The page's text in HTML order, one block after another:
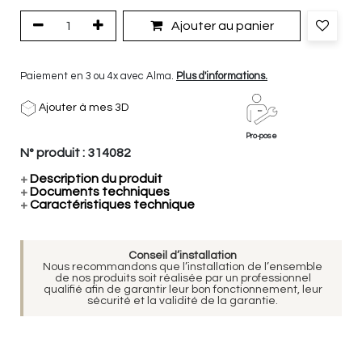
Ajouter au panier
Paiement en 3 ou 4x avec Alma. Plus d'informations.
Ajouter à mes 3D
Pro-pose
N° produit : 314082
+ Description du produit
+ Documents techniques
+Caractéristiques technique
Conseil d’installation
Nous recommandons que l’installation de l’ensemble
de nos produits soit réalisée par un professionnel
qualifié afin de garantir leur bon fonctionnement, leur
sécurité et la validité de la garantie.